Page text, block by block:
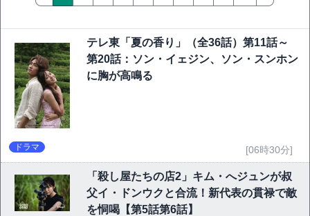
テレ東「夏の香り」（全36話）第11話～
第20話：ソン・イェジン、ソン・スンホン
に胸が高鳴る
ドラマ [06時30分]
「殺し屋たちの店2」キム・へジュンが叔
父イ・ドンウクと合流！新代表の貫禄で敵
を恫喝【第5話第6話】